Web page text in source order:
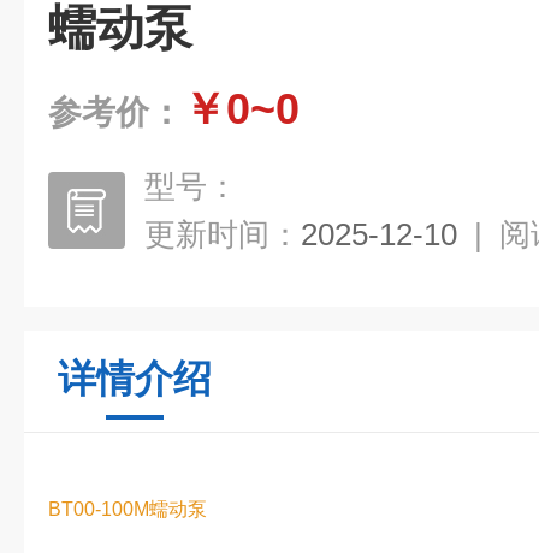
蠕动泵
参考价： ￥0~0
型号：
更新时间： 2025-12-10 | 阅
详情介绍
BT00-100M蠕动泵